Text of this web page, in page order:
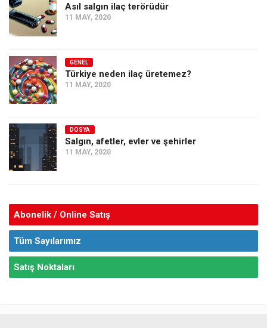
Asıl salgın ilaç terörüdür
11 MAY, 2020
GENEL
Türkiye neden ilaç üretemez?
11 MAY, 2020
DOSYA
Salgın, afetler, evler ve şehirler
11 MAY, 2020
Abonelik / Online Satış
Tüm Sayılarımız
Satış Noktaları